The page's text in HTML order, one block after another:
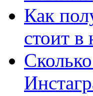
Как
стоит в